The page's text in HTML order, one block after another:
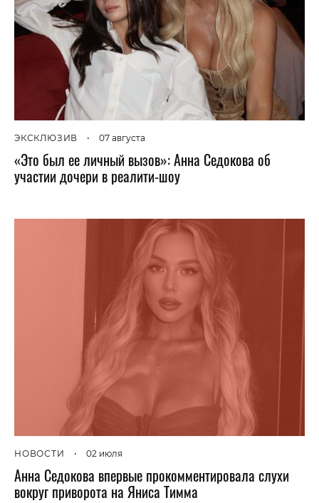
ЭКСКЛЮЗИВ • 07 августа
«Это был ее личный вызов»: Анна Седокова об
участии дочери в реалити-шоу
НОВОСТИ • 02 июля
Анна Седокова впервые прокомментировала слухи
вокруг приворота на Яниса Тимма